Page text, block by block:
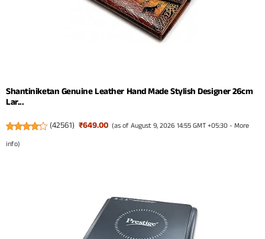
Shantiniketan Genuine Leather Hand Made Stylish Designer 26cm
Lar...
(42561) ₹649.00 (as of August 9, 2026 14:55 GMT +05:30 -More
info)